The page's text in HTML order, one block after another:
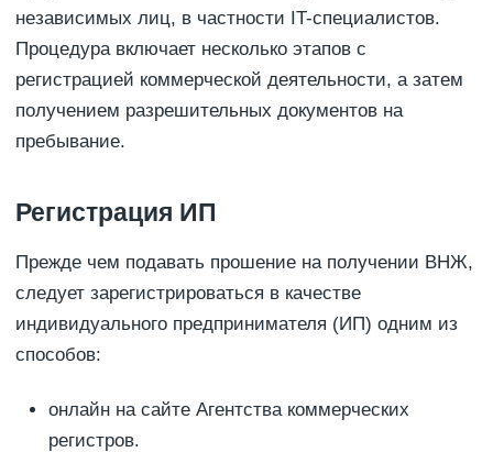
независимых лиц, в частности IT-специалистов.
Процедура включает несколько этапов с
регистрацией коммерческой деятельности, а затем
получением разрешительных документов на
пребывание.
Регистрация ИП
Прежде чем подавать прошение на получении ВНЖ,
следует зарегистрироваться в качестве
индивидуального предпринимателя (ИП) одним из
способов:
онлайн на сайте Агентства коммерческих
регистров.